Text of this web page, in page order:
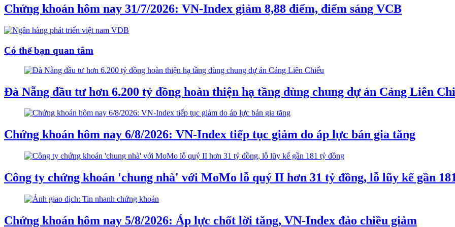
Chứng khoán hôm nay 31/7/2026: VN-Index giảm 8,88 điểm, điểm sáng VCB
Có thể bạn quan tâm
Đà Nẵng đầu tư hơn 6.200 tỷ đồng hoàn thiện hạ tầng dùng chung dự án Cảng Liên
Chứng khoán hôm nay 6/8/2026: VN-Index tiếp tục giảm do áp lực bán gia tăng
Công ty chứng khoán 'chung nhà' với MoMo lỗ quý II hơn 31 tỷ đồng, lỗ lũy kế gần
Chứng khoán hôm nay 5/8/2026: Áp lực chốt lời tăng, VN-Index đảo chiều giảm